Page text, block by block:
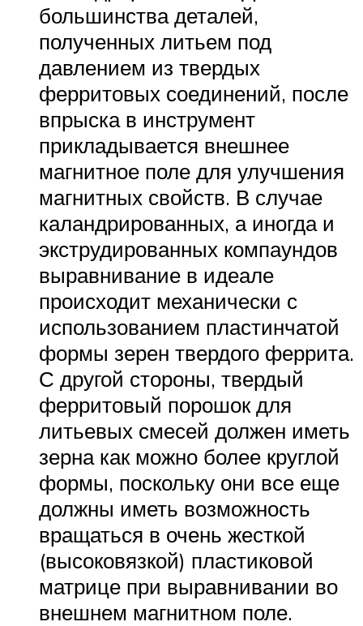
большинства деталей,
полученных литьем под
давлением из твердых
ферритовых соединений, после
впрыска в инструмент
прикладывается внешнее
магнитное поле для улучшения
магнитных свойств. В случае
каландрированных, а иногда и
экструдированных компаундов
выравнивание в идеале
происходит механически с
использованием пластинчатой ​​
формы зерен твердого феррита.
С другой стороны, твердый
ферритовый порошок для
литьевых смесей должен иметь
зерна как можно более круглой
формы, поскольку они все еще
должны иметь возможность
вращаться в очень жесткой
(высоковязкой) пластиковой
матрице при выравнивании во
внешнем магнитном поле.